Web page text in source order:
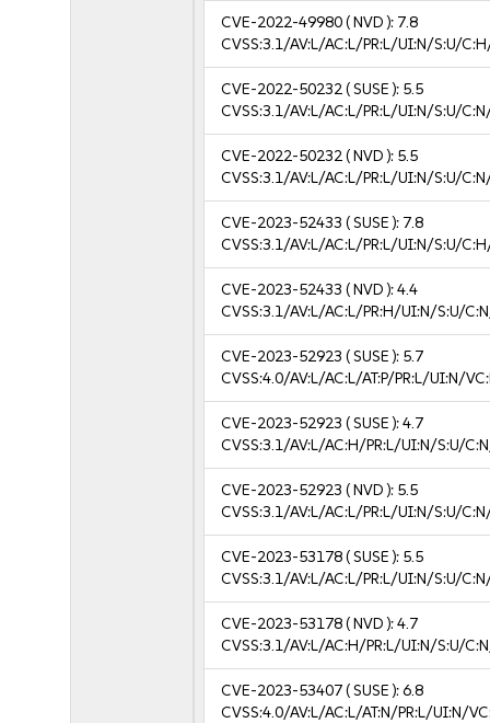
CVE-2022-49980( NVD ): 7.8
CVSS:3.1/AV:L/AC:L/PR:L/UI:N/S:U/
CVE-2022-50232( SUSE ): 5.5
CVSS:3.1/AV:L/AC:L/PR:L/UI:N/S:U/
CVE-2022-50232( NVD ): 5.5
CVSS:3.1/AV:L/AC:L/PR:L/UI:N/S:U/
CVE-2023-52433 ( SUSE ): 7.8
CVSS:3.1/AV:L/AC:L/PR:L/UI:N/S:U/
CVE-2023-52433 ( NVD ):4.4
CVSS:3.1/AV:L/AC:L/PR:H/UI:N/S:U/
CVE-2023-52923 ( SUSE ): 5.7
CVSS:4.0/AV:L/AC:L/AT:P/PR:L/UI:N/
CVE-2023-52923 ( SUSE ):4.7
CVSS:3.1/AV:L/AC:H/PR:L/UI:N/S:U/
CVE-2023-52923 ( NVD ): 5.5
CVSS:3.1/AV:L/AC:L/PR:L/UI:N/S:U/
CVE-2023-53178( SUSE ): 5.5
CVSS:3.1/AV:L/AC:L/PR:L/UI:N/S:U/
CVE-2023-53178( NVD ):4.7
CVSS:3.1/AV:L/AC:H/PR:L/UI:N/S:U/
CVE-2023-53407( SUSE ):6.8
CVSS:4.0/AV:L/AC:L/AT:N/PR:L/UI:N/